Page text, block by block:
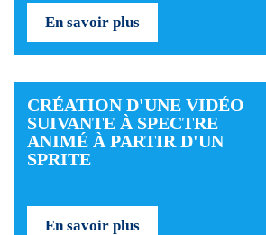
En savoir plus
CRÉATION D'UNE VIDÉO
SUIVANTE À SPECTRE
ANIMÉ À PARTIR D'UN
SPRITE
En savoir plus